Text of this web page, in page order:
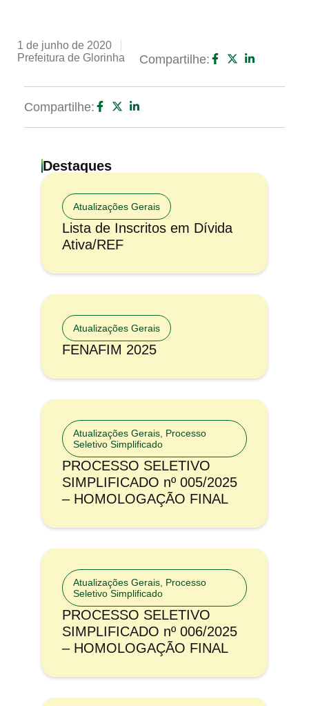
1 de junho de 2020
Prefeitura de Glorinha
Compartilhe:
Compartilhe:
Destaques
Atualizações Gerais
Lista de Inscritos em Dívida
Ativa/REF
Atualizações Gerais
FENAFIM 2025
Atualizações Gerais, Processo
Seletivo Simplificado
PROCESSO SELETIVO
SIMPLIFICADO nº 005/2025
– HOMOLOGAÇÃO FINAL
Atualizações Gerais, Processo
Seletivo Simplificado
PROCESSO SELETIVO
SIMPLIFICADO nº 006/2025
– HOMOLOGAÇÃO FINAL